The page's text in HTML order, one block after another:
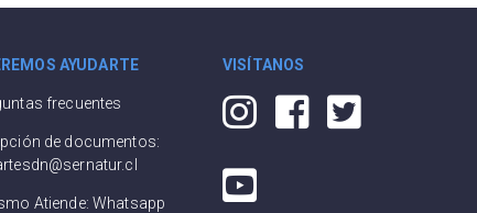
AYUDARTE
frecuentes
de documentos:
Atiende: Whatsapp
VISÍTANOS